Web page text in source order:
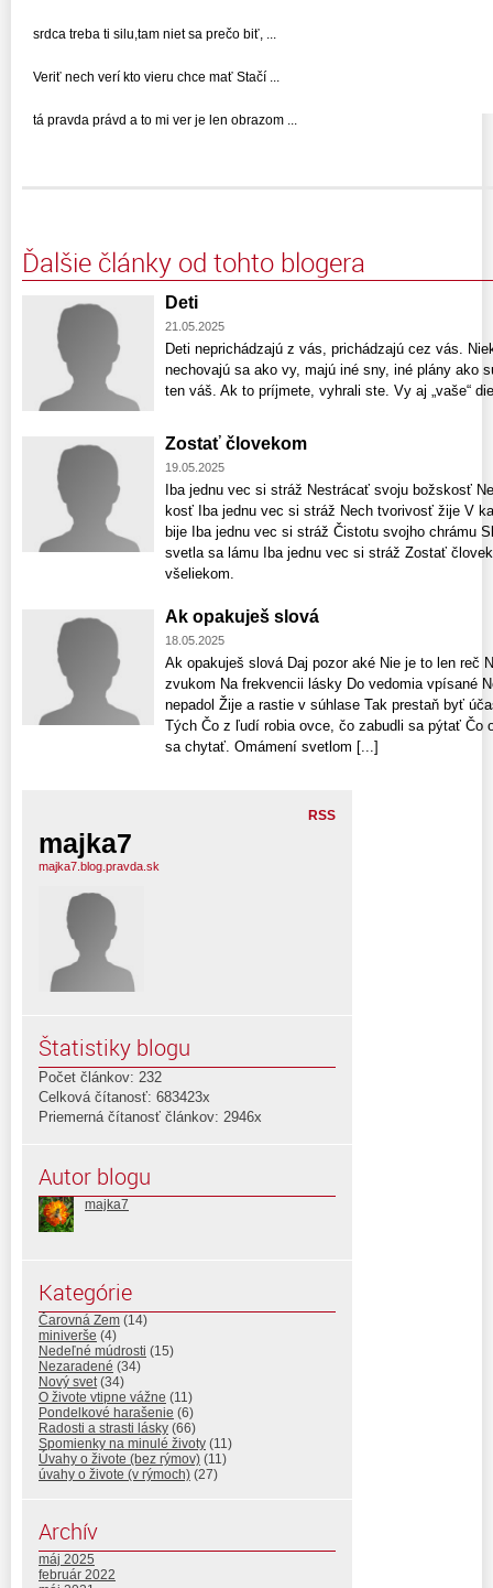
srdca treba ti silu,tam niet sa prečo biť, ...
Veriť nech verí kto vieru chce mať Stačí ...
tá pravda právd a to mi ver je len obrazom ...
Ďalšie články od tohto blogera
Deti
21.05.2025
Deti neprichádzajú z vás, prichádzajú cez vás.
nechovajú sa ako vy, majú iné sny, iné plány ako
ten váš. Ak to príjmete, vyhrali ste. Vy aj „vaše“
Zostať človekom
19.05.2025
Iba jednu vec si stráž Nestrácať svoju božskosť
kosť Iba jednu vec si stráž Nech tvorivosť žije V
bije Iba jednu vec si stráž Čistotu svojho chrámu
svetla sa lámu Iba jednu vec si stráž Zostať
všeliekom.
Ak opakuješ slová
18.05.2025
Ak opakuješ slová Daj pozor aké Nie je to len reč
zvukom Na frekvencii lásky Do vedomia vpísané
nepadol Žije a rastie v súhlase Tak prestaň byť
Tých Čo z ľudí robia ovce, čo zabudli sa pýtať Čo
sa chytať. Omámení svetlom [...]
RSS
majka7
majka7.blog.pravda.sk
Štatistiky blogu
Počet článkov: 232
Celková čítanosť: 683423x
Priemerná čítanosť článkov: 2946x
Autor blogu
majka7
Kategórie
Čarovná Zem (14)
miniverše (4)
Nedeľné múdrosti (15)
Nezaradené (34)
Nový svet(34)
O živote vtipne vážne (11)
Pondelkové harašenie (6)
Radosti a strasti lásky (66)
Spomienky na minulé životy (11)
Úvahy o živote (bez rýmov) (11)
úvahy o živote (v rýmoch) (27)
Archív
máj 2025
február 2022